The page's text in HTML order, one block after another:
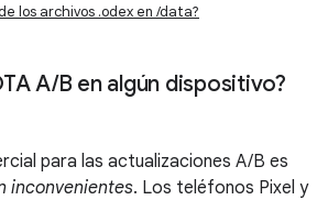
los archivos .odex en /data?
A/B en algún dispositivo?
para las actualizaciones A/B es
inconvenientes. Los teléfonos Pixel y